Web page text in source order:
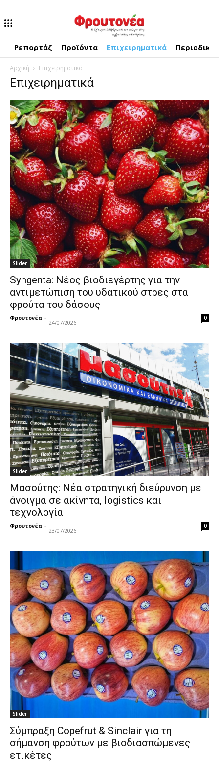
Ρεπορτάζ Προϊόντα Επιχειρηματικά Περιοδικό
Αρχική Επιχειρηματικά
Επιχειρηματικά
Slider
Syngenta: Νέος βιοδιεγέρτης για την
αντιμετώπιση του υδατικού στρες στα
φρούτα του δάσους
Φρουτονέα -
24/07/2026
0
Slider
Μασούτης: Νέα στρατηγική διεύρυνση με
άνοιγμα σε ακίνητα, logistics και
τεχνολογία
Φρουτονέα -
23/07/2026
0
Slider
Σύμπραξη Copefrut & Sinclair για τη
σήμανση φρούτων με βιοδιασπώμενες
ετικέτες